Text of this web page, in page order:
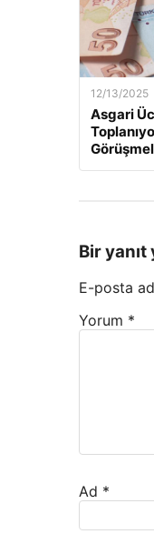
12/13/2025
Asgari
Bir yanıt
E-posta
Yorum *
Ad *